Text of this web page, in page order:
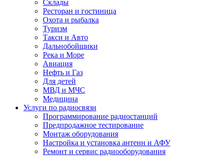
Склады
Ресторан и гостиница
Охота и рыбалка
Туризм
Такси и Авто
Дальнобойщики
Река и Море
Авиация
Нефть и Газ
Для детей
МВД и МЧС
Медицина
Услуги по радиосвязи
Программирование радиостанций
Предпродажное тестирование
Монтаж оборудования
Настройка и установка антенн и АФУ
Ремонт и сервис радиооборудования